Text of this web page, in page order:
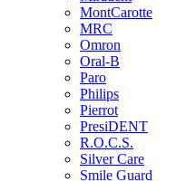
MontCarotte
MRC
Omron
Oral-B
Paro
Philips
Pierrot
PresiDENT
R.O.C.S.
Silver Care
Smile Guard